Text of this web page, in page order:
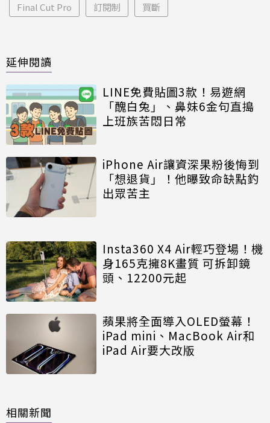
Final Cut Pro 訂閱制 買斷
延伸閱讀
LINE免費貼圖3款！易遊網
「醜白兔」、鼻妹6金句直搗
上班族苦悶日常
iPhone Air讓資深果粉後悔到
「想退貨」！他曝致命缺點釣
出眾苦主
Insta360 X4 Air輕巧登場！機
身165克擁8K畫質 可拆卸鏡
頭、12200元起
蘋果將全面導入OLED螢幕！
iPad mini、MacBook Air和
iPad Air要大改版
相關新聞